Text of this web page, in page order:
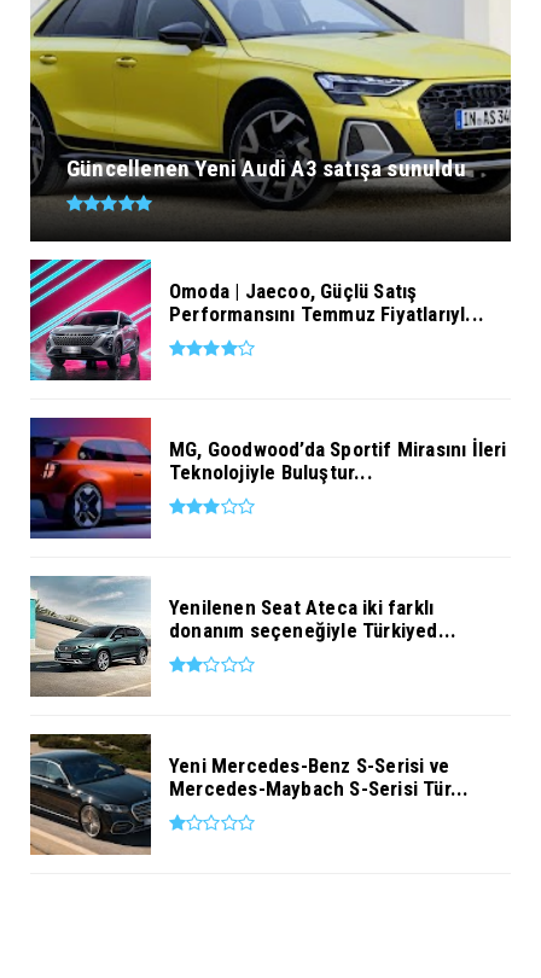
Güncellenen Yeni Audi A3 satışa sunuldu
Omoda | Jaecoo, Güçlü Satış
Performansını Temmuz Fiyatlarıyl...
MG, Goodwood’da Sportif Mirasını İleri
Teknolojiyle Buluştur...
Yenilenen Seat Ateca iki farklı
donanım seçeneğiyle Türkiyed...
Yeni Mercedes-Benz S-Serisi ve
Mercedes-Maybach S-Serisi Tür...